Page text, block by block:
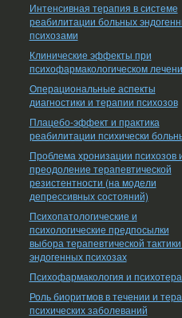
Интенсивная терапия в системе
реабилитации больных
психозами
Клинические эффекты при
психофармакологическом
Операциональные аспекты
диагностики и терапии психозов
Плацебо-эффект и практика
реабилитации психически
Проблема хронизации психозов
преодоление терапевтической
резистентности (на модели
депрессивных состояний)
Психопатологические и
психологические предпосылки
выбора терапевтической
эндогенных психозах
Психофармакология и
Роль биоритмов в течении и
психических заболеваний